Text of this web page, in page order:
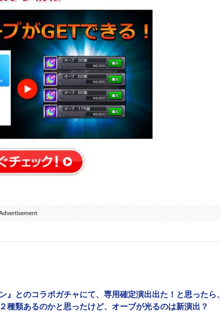
』とのコラボガチャにて、専用確定演出出た！と思ったら、
種類あるのかと思ったけど、オーブが光るのは新演出？